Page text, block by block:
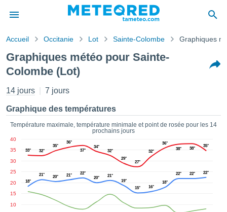
de
a
des
Vous
les
:
Accueil Occitanie Lot Sainte-Colombe Graphiques
Graphiques météo pour Sainte-
Colombe (Lot)
14 jours 7 jours
Graphique des températures
Température maximale, température minimale et point de rosée pour les 14
prochains jours
10
15
20
25
30
35
40
33° 32°
35°
36°
37°
34°
32°
29°
27°
32°
36°
38°
38°
35°
18°
21° 20° 21°
22°
20°
21°
19°
15°
16°
18°
22° 22° 22°